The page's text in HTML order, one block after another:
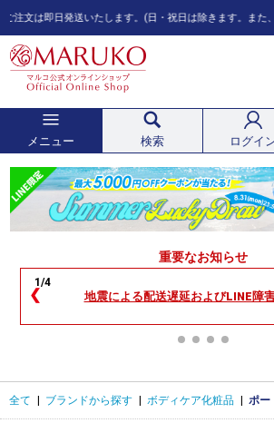
送いたします。(日・祝日は除きます。また、ご注文状況
メニュー 検索 ログイ
重要なお知らせ
1/4
地震による配送遅延およびLINE障
❮
全て | ブランドから探す | ボディケア化粧品 | ポー